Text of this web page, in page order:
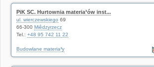
PiK SC. Hurtownia materia³ów inst...
ul. wierczewskiego 69
66-300 Miêdzyrzecz
Tel.: +48 95 742 11 22
Budowlane materia³y